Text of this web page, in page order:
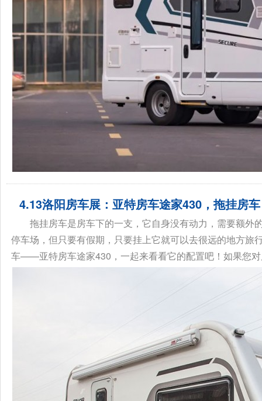
4.13洛阳房车展：亚特房车途家430，拖挂房
拖挂房车是房车下的一支，它自身没有动力，需要额
停车场，但只要有假期，只要挂上它就可以去很远的地方
车——亚特房车途家430，一起来看看它的配置吧！如果您